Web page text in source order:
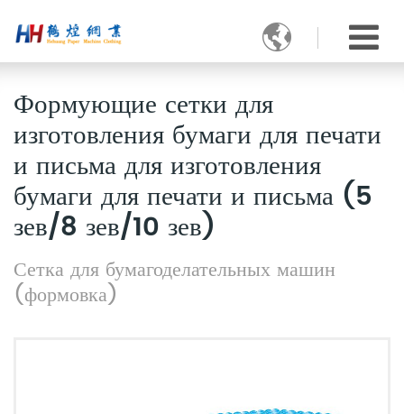

Формующие сетки для
изготовления бумаги для печати
и письма для изготовления
бумаги для печати и письма (5
зев/8 зев/10 зев)
Сетка для бумагоделательных машин
(формовка)